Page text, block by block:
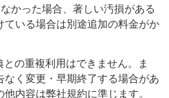
かった場合、著しい汚損がある
いる場合は別途追加の料金がか
との重複利用はできません。ま
なく変更・早期終了する場合があ
内容は弊社規約に準じます。